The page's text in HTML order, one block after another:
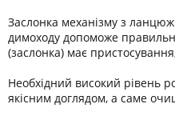
Заслонка механізму з
димоходу допоможе
(заслонка) має
Необхідний високий рівень
якісним доглядом, а саме